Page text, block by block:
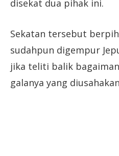
disekat dua pihak ini.
Sekatan tersebut
sudahpun digempur
jika teliti balik
galanya yang